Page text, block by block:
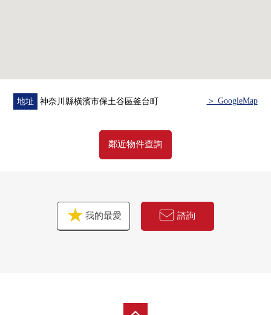
○ 因為是空房所以看隨便可以看的房屋
學問的需討論，其他問題是保土谷Center
made"諮詢""做預約參觀"的形式
○ 也承受翻新計劃的建議
作為兼備要素的房屋的是非覧itadakita
比來自考慮ito的各位的諮詢，心
恭候您的光臨
地址 神奈川縣橫濱市保土谷區釜台町 ＞ GoogleMap
鄰近物件查詢
我的最愛 諮詢